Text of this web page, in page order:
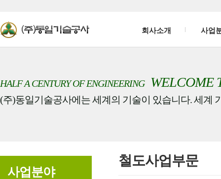
회사소개 사업
HALF A CENTURY OF ENGINEERINGWELCOME
(주)동일기술공사에는 세계의 기술이 있습니다. 세계
사업분야
철도사업부문